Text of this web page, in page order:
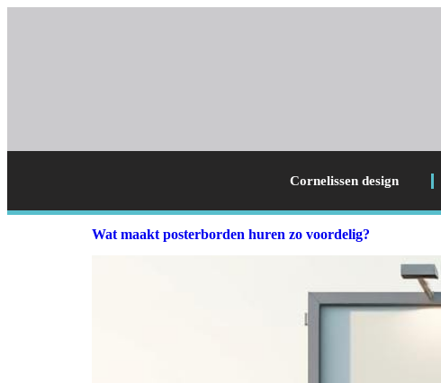
Cornelissen design
Wat maakt posterborden huren zo voordelig?